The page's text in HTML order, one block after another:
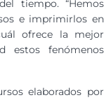
tiempo. “Hemos
e imprimirlos en
ofrece la mejor
estos fenómenos
elaborados por